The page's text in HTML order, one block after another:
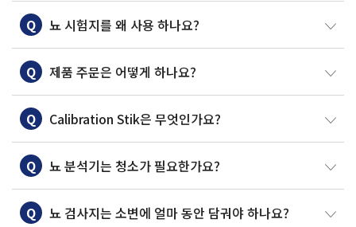
Q 뇨 시험지를 왜 사용 하나요?
Q 제품 주문은 어떻게 하나요?
Q Calibration Stik은 무엇인가요?
Q 뇨 분석기는 청소가 필요한가요?
Q 뇨 검사지는 소변에 얼마 동안 담궈야 하나요?